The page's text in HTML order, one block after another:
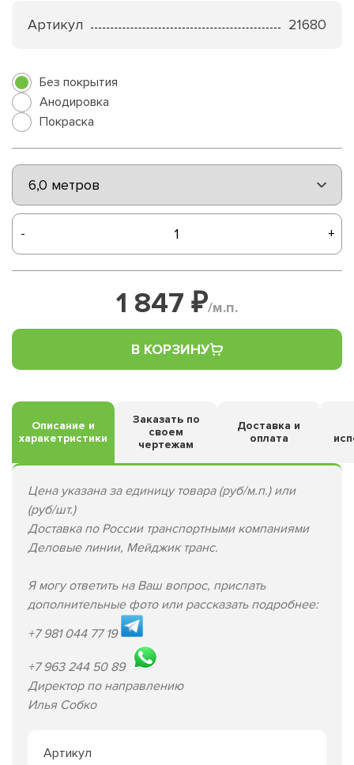
Артикул 21680
Без покрытия
Анодировка
Покраска
- +
1 847 ₽/м.п.
В КОРЗИНУ
Описание и
харакетристики
Заказать по
своем
чертежам
Доставка и
оплата
Цена указана за единицу товара (руб/м.п.) или
(руб/шт.)
Доставка по России транспортными компаниями
Деловые линии, Мейджик транс.
Я могу ответить на Ваш вопрос, прислать
дополнительные фото или рассказать подробнее:
+7 981 044 77 19
+7 963 244 50 89
Директор по направлению
Илья Собко
Артикул